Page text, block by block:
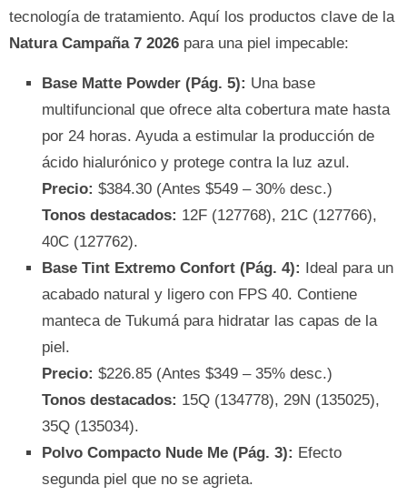
tecnología de tratamiento. Aquí los productos clave de la
Natura Campaña 7 2026 para una piel impecable:
Base Matte Powder (Pág. 5): Una base
multifuncional que ofrece alta cobertura mate hasta
por 24 horas. Ayuda a estimular la producción de
ácido hialurónico y protege contra la luz azul.
Precio: $384.30 (Antes $549 – 30% desc.)
Tonos destacados: 12F (127768), 21C (127766),
40C (127762).
Base Tint Extremo Confort (Pág. 4): Ideal para un
acabado natural y ligero con FPS 40. Contiene
manteca de Tukumá para hidratar las capas de la
piel.
Precio: $226.85 (Antes $349 – 35% desc.)
Tonos destacados: 15Q (134778), 29N (135025),
35Q (135034).
Polvo Compacto Nude Me (Pág. 3): Efecto
segunda piel que no se agrieta.